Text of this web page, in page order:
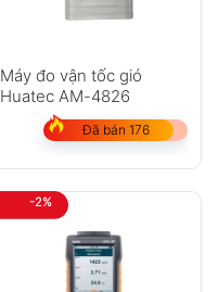
Máy đo vận tốc gió
Huatec AM-4826
Đã bán 176
-2%